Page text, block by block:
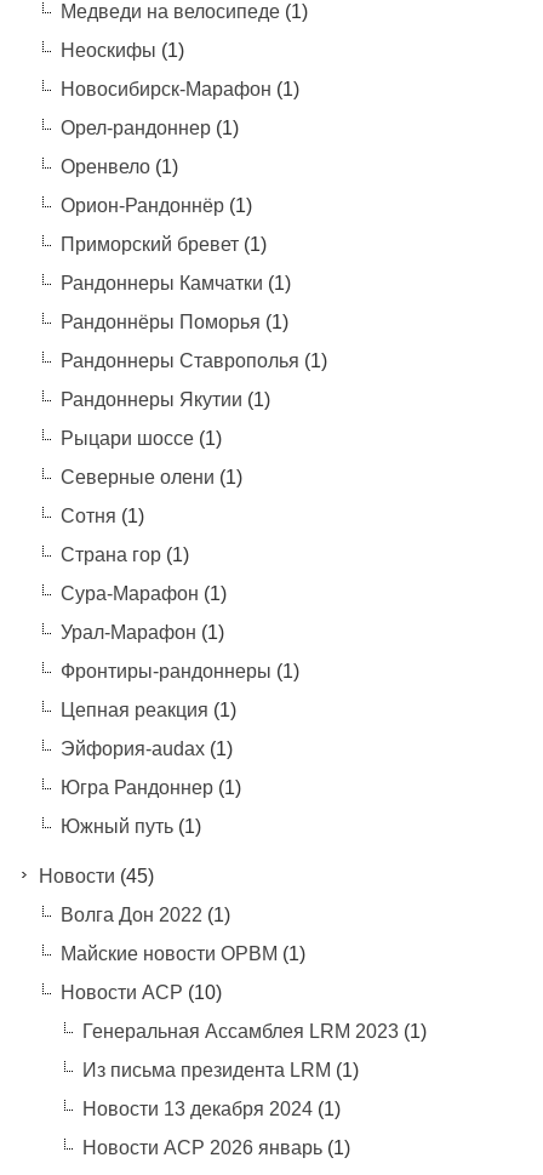
Медведи на велосипеде(1)
Неоскифы (1)
Новосибирск-Марафон (1)
Орел-рандоннер(1)
Оренвело(1)
Орион-Рандоннёр(1)
Приморский бревет(1)
Рандоннеры Камчатки (1)
Рандоннёры Поморья (1)
Рандоннеры Ставрополья (1)
Рандоннеры Якутии (1)
Рыцари шоссе(1)
Северные олени (1)
Сотня (1)
Страна гор(1)
Сура-Марафон (1)
Урал-Марафон (1)
Фронтиры-рандоннеры (1)
Цепная реакция (1)
Эйфория-audax(1)
Югра Рандоннер(1)
Южный путь(1)
Новости (45)
Волга Дон 2022 (1)
Майские новости ОРВМ (1)
Новости АСР (10)
Генеральная Ассамблея LRM 2023(1)
Из письма президента LRM (1)
Новости 13 декабря 2024(1)
Новости АСР 2026 январь(1)